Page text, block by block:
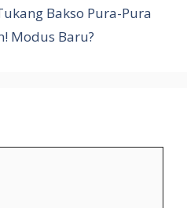
Bakso Pura-Pura
Modus Baru?